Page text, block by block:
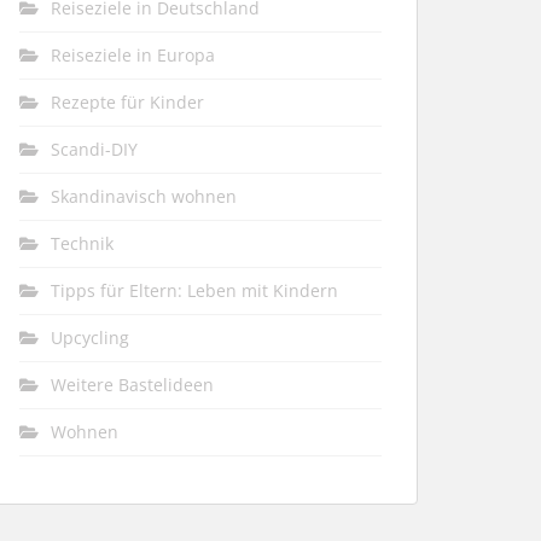
Reiseziele in Deutschland
Reiseziele in Europa
Rezepte für Kinder
Scandi-DIY
Skandinavisch wohnen
Technik
Tipps für Eltern: Leben mit Kindern
Upcycling
Weitere Bastelideen
Wohnen